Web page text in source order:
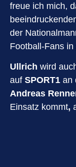
freue ich mich,
der
Football-Fans
Ullrich wird
auf SPORT1 an
Andreas
Einsatz kommt,